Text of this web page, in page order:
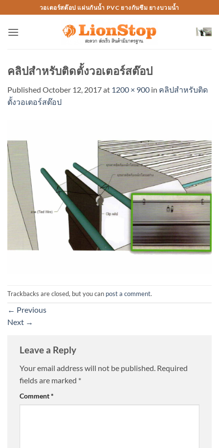
to
content
วอเตอร์สต๊อป แผ่นกันน้ำ PVC ยางกันซึม ยางบวมน้ำ
คลิปสำหรับติดตั้งวอเตอร์สต๊อป
Published October 12, 2017at 1200 × 900 in คลิปสำหรับติด
ตั้งวอเตอร์สต๊อป
Trackbacks are closed, but you can post a comment.
← Previous
Next →
Leave a Reply
Your email address will not be published. Required
fields are marked *
Comment*